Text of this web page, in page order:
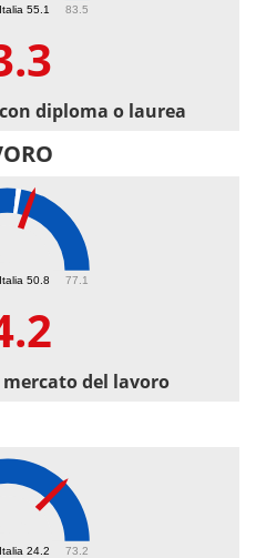
55.1 83.5
diploma o laurea
50.8 77.1
del lavoro
24.2 73.2